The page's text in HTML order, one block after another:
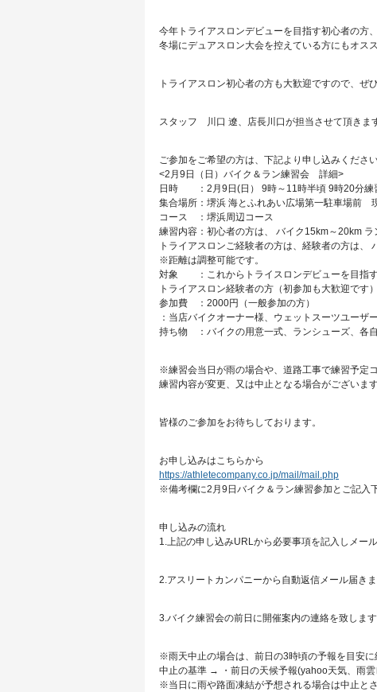
今年トライアスロンデビューを目指す初心者の方
冬場にデュアスロン大会を控えている方にもオスス
トライアスロン初心者の方も大歓迎ですので、ぜ
スタッフ 川口 遼、店長川口が担当させて頂きま
ご参加をご希望の方は、下記より申し込みくださ
<2月9日（日）バイク＆ラン練習会 詳細>
日時 ：2月9日(日） 9時～11時半頃 9時20分練
集合場所：堺浜 海とふれあい広場第一駐車場前
コース ：堺浜周辺コース
練習内容：初心者の方は、 バイク15km～20km ラ
トライアスロンご経験者の方は、経験者の方は、
※距離は調整可能です。
対象 ：これからトライスロンデビューを目指す
トライアスロン経験者の方（初参加も大歓迎です）
参加費 ：2000円（一般参加の方）
：当店バイクオーナー様、ウェットスーツユーザ
持ち物 ：バイクの用意一式、ランシューズ、各
※練習会当日が雨の場合や、道路工事で練習予定
練習内容が変更、又は中止となる場合がございま
皆様のご参加をお待ちしております。
お申し込みはこちらから
https://athletecompany.co.jp/mail/mail.php
※備考欄に2月9日バイク＆ラン練習参加とご記入
申し込みの流れ
1.上記の申し込みURLから必要事項を記入しメー
2.アスリートカンパニーから自動返信メール届き
3.バイク練習会の前日に開催案内の連絡を致しま
※雨天中止の場合は、前日の3時頃の予報を目安に
中止の基準 → ・前日の天候予報(yahoo天気、雨
※当日に雨や路面凍結が予想される場合は中止とさ